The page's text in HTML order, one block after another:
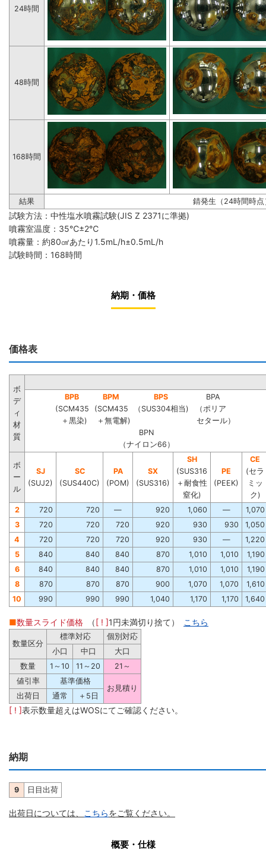
24時間
48時間
168時間
結果 錆発生（24時間時点
試験方法：中性塩水噴霧試験(JIS Z 2371に準拠)
噴霧室温度：35℃±2℃
噴霧量：約80㎠あたり1.5mL/h±0.5mL/h
試験時間：168時間
納期・価格
価格表
ボ
デ
ィ
材
質
BPB
(SCM435
＋黒染)
BPM
(SCM435
＋無電解)
BPS
（SUS304相当)
BPA
（ポリア
セタール）
BPN
（ナイロン66）
ボ
ー
ル
SJ
(SUJ2)
SC
(SUS440C)
PA
(POM)
SX
(SUS316)
SH
(SUS316
＋耐食性
窒化)
PE
(PEEK)
CE
(セラ
ミッ
ク)
2
720 720 ― 920 1,060 ―
1,070
3
720 720 720 920 930 930
1,050
4
720 720 720 920 930 ―
1,220
5
840 840 840 870 1,010 1,010
1,190
6
840 840 840 870 1,010 1,010
1,190
8
870 870 870 900 1,070 1,070
1,610
10
990 990 990 1,040 1,170 1,170 1,640
■数量スライド価格 （[ ! ]1円未満切り捨て） こちら
数量区分
標準対応
個別対応
小口
中口
大口
数量
1～10 11～20
21～
値引率
基準価格
お見積り
出荷日
通常 ＋5日
[ ! ]表示数量超えはWOSにてご確認ください。
納期
9 日目出荷
出荷日については、 こちらをご覧ください。
概要・仕様